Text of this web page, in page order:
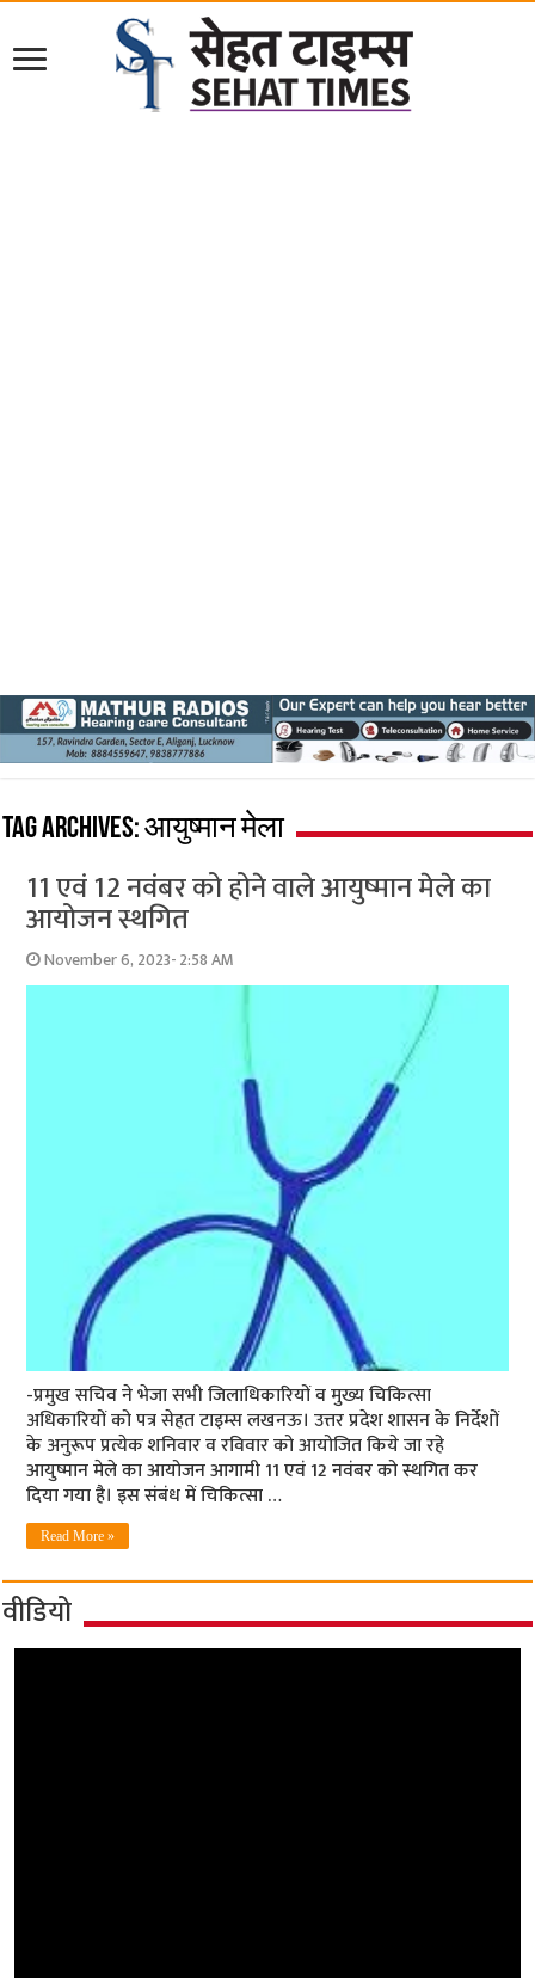
Tag Archives:आयुष्मान मेला
11 एवं 12 नवंबर को होने वाले आयुष्मान मेले का
आयोजन स्थगित
November 6, 2023- 2:58 AM
-प्रमुख सचिव ने भेजा सभी जिलाधिकारियों व मुख्य चिकित्सा
अधिकारियों को पत्र सेहत टाइम्स लखनऊ। उत्तर प्रदेश शासन के निर्देशों
के अनुरूप प्रत्येक शनिवार व रविवार को आयोजित किये जा रहे
आयुष्मान मेले का आयोजन आगामी 11 एवं 12 नवंबर को स्थगित कर
दिया गया है। इस संबंध में चिकित्सा …
Read More »
वीडियो